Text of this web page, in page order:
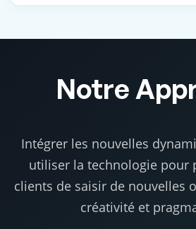
Notre
Intégrer les nouvelles
utiliser la technologie pour
clients de saisir de nouvelles
créativité et